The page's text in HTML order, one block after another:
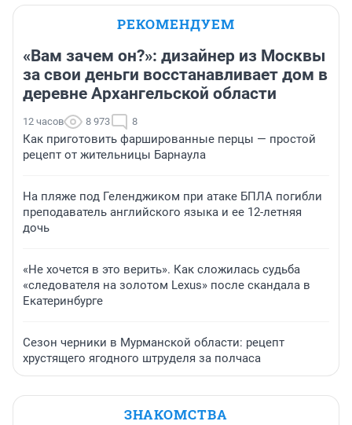
РЕКОМЕНДУЕМ
«Вам зачем он?»: дизайнер из Москвы
за свои деньги восстанавливает дом в
деревне Архангельской области
12 часов 8 973 8
Как приготовить фаршированные перцы — простой
рецепт от жительницы Барнаула
На пляже под Геленджиком при атаке БПЛА погибли
преподаватель английского языка и ее 12-летняя
дочь
«Не хочется в это верить». Как сложилась судьба
«следователя на золотом Lexus» после скандала в
Екатеринбурге
Сезон черники в Мурманской области: рецепт
хрустящего ягодного штруделя за полчаса
ЗНАКОМСТВА